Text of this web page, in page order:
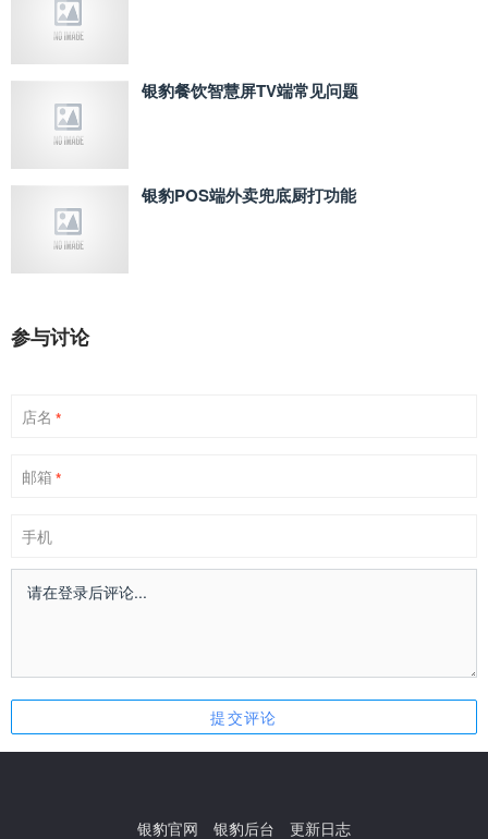
银豹餐饮智慧屏TV端常见问题
银豹POS端外卖兜底厨打功能
参与讨论
店名 *
邮箱 *
手机
银豹官网 银豹后台 更新日志